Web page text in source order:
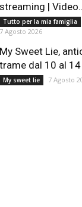
streaming |
Tutto per la mia famiglia
7 Agosto 2026
My Sweet Lie,
trame dal 10 al
My sweet lie 7 Agosto